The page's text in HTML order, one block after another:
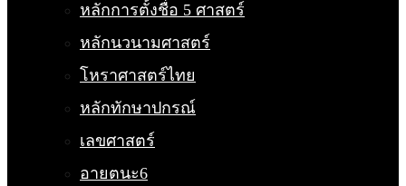
หลักการตั้งชื่อ 5 ศาสตร์
หลักนวนามศาสตร์
โหราศาสตร์ไทย
หลักทักษาปกรณ์
เลขศาสตร์
อายตนะ6